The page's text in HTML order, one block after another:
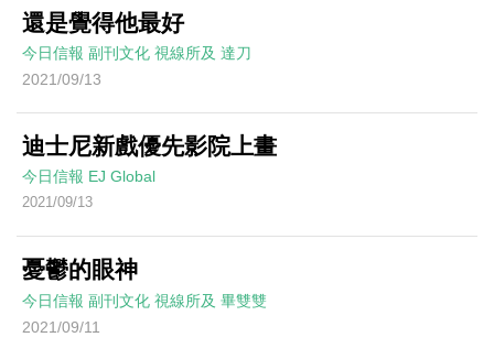
還是覺得他最好
今日信報 副刊文化 視線所及 達刀
2021/09/13
迪士尼新戲優先影院上畫
今日信報 EJ Global
2021/09/13
憂鬱的眼神
今日信報 副刊文化 視線所及 畢雙雙
2021/09/11